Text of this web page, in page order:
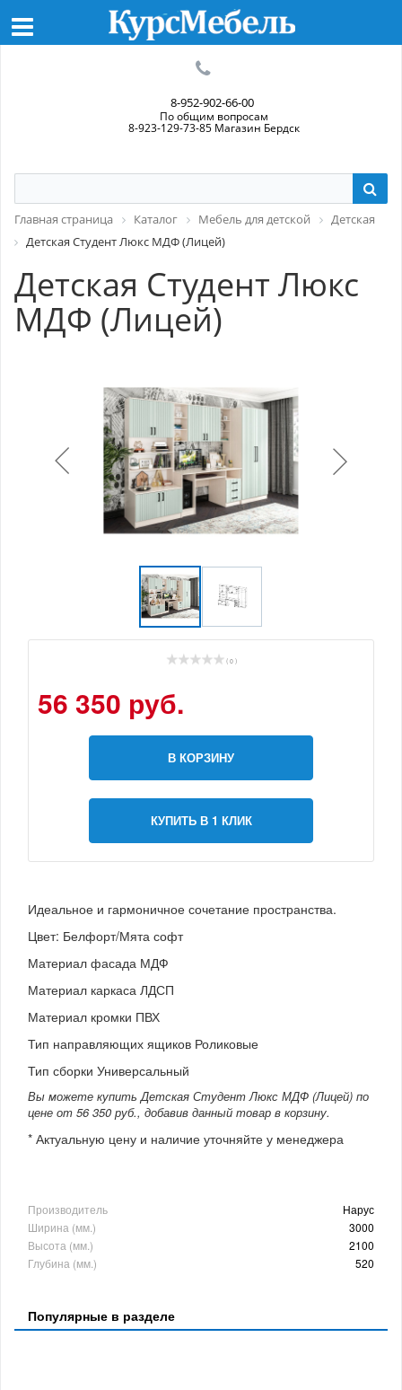
8-952-902-66-00
По общим вопросам
8-923-129-73-85 Магазин Бердск
Главная страница Каталог Мебель для детской
Детская
Детская Студент Люкс МДФ (Лицей)
Детская Студент Люкс
МДФ (Лицей)
( 0 )
56 350 руб.
В КОРЗИНУ
КУПИТЬ В 1 КЛИК
Идеальное и гармоничное сочетание пространства.
Цвет: Белфорт/Мята софт
Материал фасада МДФ
Материал каркаса ЛДСП
Материал кромки ПВХ
Тип направляющих ящиков Роликовые
Тип сборки Универсальный
Вы можете купить Детская Студент Люкс МДФ (Лицей) по
цене от 56 350 руб., добавив данный товар в корзину.
* Актуальную цену и наличие уточняйте у менеджера
Производитель
Нарус
Ширина (мм.)
3000
Высота (мм.)
2100
Глубина (мм.)
520
Популярные в разделе